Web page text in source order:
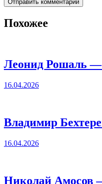
Похожее
Леонид Рошаль —
16.04.2026
Владимир
16.04.2026
Николай Амосов